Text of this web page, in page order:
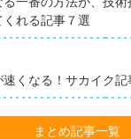
れる記事７選
くなる！サカイク記
まとめ記事一覧